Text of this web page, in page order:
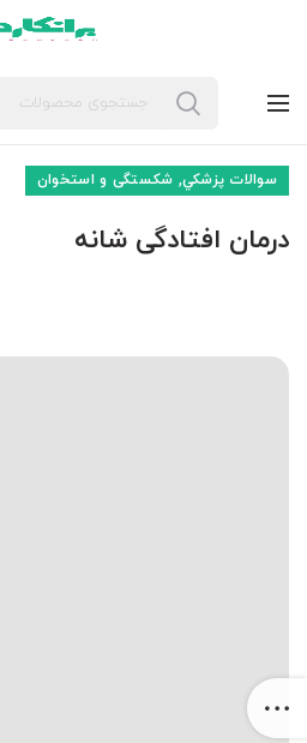
سوالات پزشکي, شکستگی و استخوان
درمان افتادگی شانه